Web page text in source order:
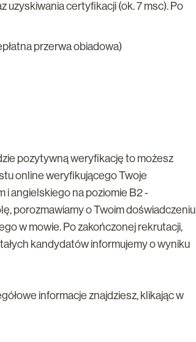
uzyskiwania certyfikacji (ok. 7 msc). Po
przerwa obiadowa)
pozytywną weryfikację to możesz
online weryfikującego Twoje
i angielskiego na poziomie B2 -
porozmawiamy o Twoim doświadczeniu
w mowie. Po zakończonej rekrutacji,
kandydatów informujemy o wyniku
informacje znajdziesz, klikając w